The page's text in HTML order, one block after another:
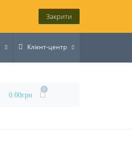
Закрити
Клієнт-центр
0.00грн
0